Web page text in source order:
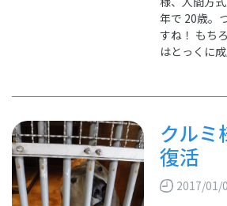
年で 20歳。
すね！ もち
はとっくに
クル
復活
2017/01/